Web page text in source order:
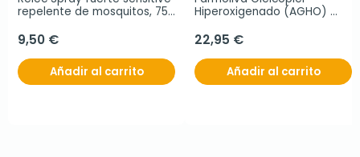
repelente de mosquitos, 75
9,50 €
Añadir al carrito
Hiperoxigenado (AGHO)
22,95 €
Añadir al carrito